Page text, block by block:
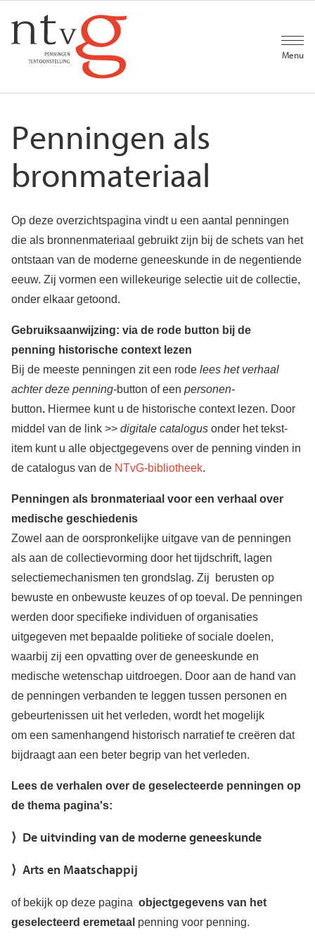
naar
de
inhoud
Menu
Penningen als
bronmateriaal
Op deze overzichtspagina vindt u een aantal penningen
die als bronnenmateriaal gebruikt zijn bij de schets van het
ontstaan van de moderne geneeskunde in de negentiende
eeuw. Zij vormen een willekeurige selectie uit de collectie,
onder elkaar getoond.
Gebruiksaanwijzing: via de rode button bij de
penning historische context lezen
Bij de meeste penningen zit een rode lees het verhaal
achter deze penning-button of een personen-
button. Hiermee kunt u de historische context lezen. Door
middel van de link >> digitale catalogus onder het tekst-
item kunt u alle objectgegevens over de penning vinden in
de catalogus van de NTvG-bibliotheek.
Penningen als bronmateriaal voor een verhaal over
medische geschiedenis
Zowel aan de oorspronkelijke uitgave van de penningen
als aan de collectievorming door het tijdschrift, lagen
selectiemechanismen ten grondslag. Zij berusten op
bewuste en onbewuste keuzes of op toeval. De penningen
werden door specifieke individuen of organisaties
uitgegeven met bepaalde politieke of sociale doelen,
waarbij zij een opvatting over de geneeskunde en
medische wetenschap uitdroegen. Door aan de hand van
de penningen verbanden te leggen tussen personen en
gebeurtenissen uit het verleden, wordt het mogelijk
om een samenhangend historisch narratief te creëren dat
bijdraagt aan een beter begrip van het verleden.
Lees de verhalen over de geselecteerde penningen op
de thema pagina's:
De uitvinding van de moderne geneeskunde
Arts en Maatschappij
of bekijk op deze pagina objectgegevens van het
geselecteerd eremetaal penning voor penning.